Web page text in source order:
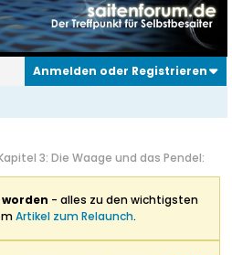
Anmelden oder Registrieren
3: Die Waage und das Pendel:
- alles zu den wichtigsten
Artikel zum Relaunch.